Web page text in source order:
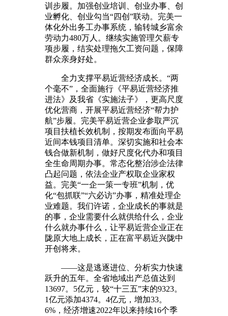
训步履。加强创业培训、创业办事、创
业孵化、创业勾当“四创”联动。完美一
体化外出务工办事系统，输转城乡富余
劳动力480万人。继续实施管理欠薪专
项步履，结实处理拖欠工资问题，保障
群众亲身好处。
全力支撑平易近营经济成长。“两
个毫不”，全面施行《平易近营经济推
进法》及我省《实施法子》，更高尺度
优化营商，开展平易近营经济“帮力护
航”步履。完美平易近营企业参取严沉
项目扶植长效机制，按期发布面向平易
近间本钱项目清单。深切实施和社会本
钱合做新机制，做好尺度化代办和项目
全生命周期办事。常态化整治涉企法律
凸起问题，依法企业产权取企业家权
益。完美“一企一策一专班”机制，优
化“包抓联”“六必访”办事，精准处理企
业难题。我们许诺，企业成长的事就是
的事，企业需要什么就供给什么，企业
什么就办事什么，让平易近营企业正在
陇原大地上成长，正在富平易近兴陇中
开创将来。
——这是逃逐进位、分析实力快速
跃升的五年。全省地域出产总值达到
13697。5亿元，较“十三五”末的9323。
1亿元添加4374。4亿元，增加33。
6%，经济增速2022年以来持续16个季